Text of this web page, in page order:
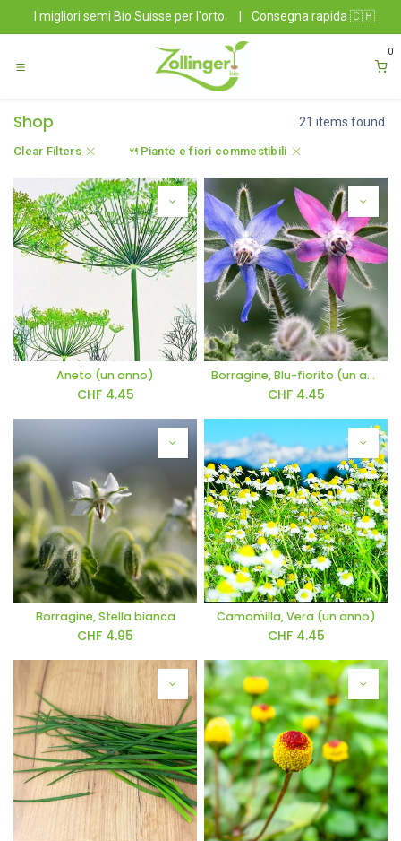
Passa al contenuto
I migliori semi Bio Suisse per l'orto Consegna rapida 🇨🇭
0
Shop 21 items found.
Clear Filters 🍴Piante e fiori commestibili
Aneto (un anno)
CHF 4.45
Borragine, Blu-fiorito (un anno)
CHF 4.45
Borragine, Stella bianca
CHF 4.95
Camomilla, Vera (un anno)
CHF 4.45